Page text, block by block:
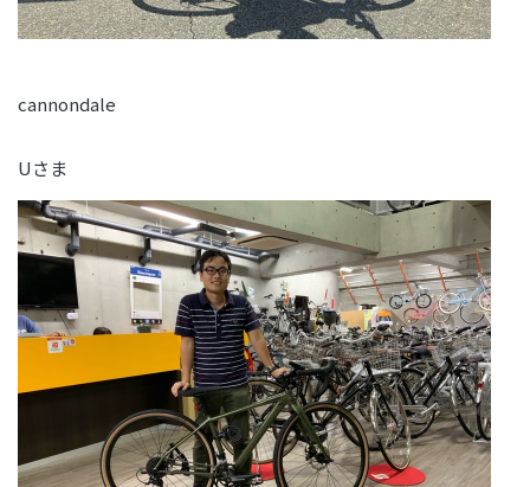
cannondale
Uさま